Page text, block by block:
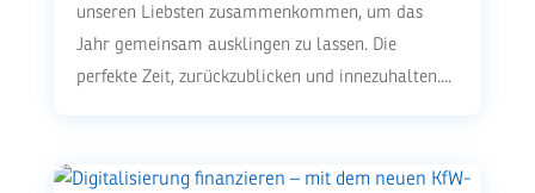
unseren Liebsten zusammenkommen, um das
Jahr gemeinsam ausklingen zu lassen. Die
perfekte Zeit, zurückzublicken und innezuhalten....